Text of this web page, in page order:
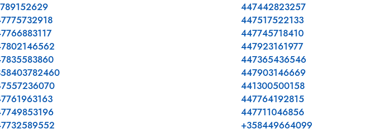
447442823257
447517522133
447745718410
447923161977
447365436546
447903146669
441300500158
447764192815
447711046856
+358449664099